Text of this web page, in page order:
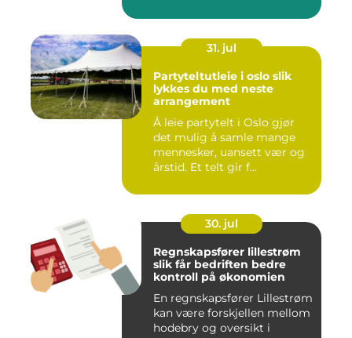
31. jul
Partyteltutleie i oslo slik
lykkes du med neste
arrangement
Å leie partytelt i Oslo gjør
det mulig å samle mange
mennesker, uansett vær og
årstid. Et telt gir f...
30. jul
Regnskapsfører lillestrøm
slik får bedriften bedre
kontroll på økonomien
En regnskapsfører Lillestrøm
kan være forskjellen mellom
hodebry og oversikt i